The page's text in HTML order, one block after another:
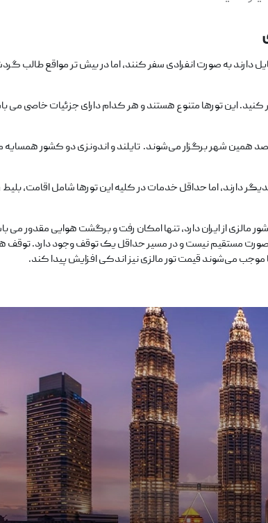
دارند به صورت انفرادی سفر کنند، اما در بیش تر مواقع طالب
کنید. این تورها متنوع هستند و هر کدام دارای جزئیات خاصی می‌
همین شهر برگزار می‌شوند. تایلند و اندونزی دو کشور
دارند، اما حداقل خدمات در کلیه این تورها شامل اقامت،
از ایران دارد، تنها امکان رفت و برگشت هوایی مقدور می‌
صورت مستقیم نیست و در مسیر حداقل یک توقف وجود دارد.
موجب می‌شوند قیمت تور مالزی نیز اندکی افزایش پیدا کند.